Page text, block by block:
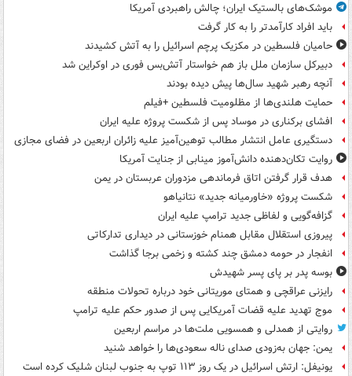
موشک‌های بالستیک ایران؛ چالش راهبردی آمریکا
باید افراد کارآمدتر را به کار گرفت
حامیان فلسطین در مکزیک پرچم اسرائیل را به آتش کشیدند
دبیرکل سازمان ملل باز هم خواستار آتش‌بس فوری در اوکراین شد
آنچه رهبر شهید سال‌ها پیش دیده بودند
حمایت هلندی‌ها از مظلومیت فلسطین +فیلم
افشای برکناری در موساد پس از شکست پروژه علیه ایران
دستگیری عامل انتشار مطالب توهین‌آمیز علیه زائران اربعین در فضای مجازی
روایت تکان‌دهنده دانش‌آموز مینابی از جنایت آمریکا
هدف قرار گرفتن اتاق‌ فرماندهی مزدوران عربستان در یمن
شکست پروژه «خاورمیانه جدید» نتانیاهو
گزافه‌گویی و لفاظی جدید ترامپ علیه ایران
پیروزی استقلال مقابل همنام خوزستانی در دیداری تدارکاتی
انفجار در حومه دمشق چند کشته و زخمی برجا گذاشت
بوسه‌ پدر بر پای پسر شهیدش
رایزنی عراقچی و همتای موریتانی خود درباره تحولات منطقه
موج تهدید علیه قضات آمریکایی پس از صدور حکم علیه ترامپ
روایتی از همدلی و همسویی ملت‌ها در مراسم اربعین
یمن: جهان به‌زودی صدای ناله سعودی‌ها را خواهد شنید
یونیفل: ارتش اسرائیل در یک روز ۱۱۳ توپ به جنوب لبنان شلیک کرده است